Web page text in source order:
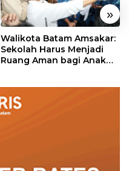
»
Walikota Batam Amsakar:
Sekolah Harus Menjadi
Ruang Aman bagi Anak